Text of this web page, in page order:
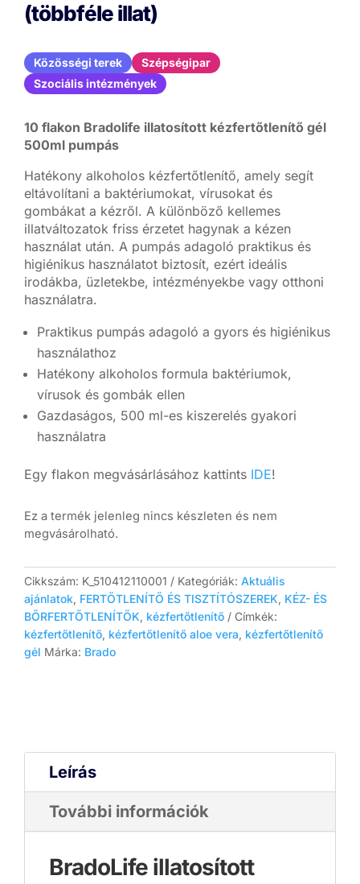
(többféle illat)
Közösségi terek
Szépségipar
Szociális intézmények
10 flakon Bradolife illatosított kézfertőtlenítő gél
500ml pumpás
Hatékony alkoholos kézfertőtlenítő, amely segít
eltávolítani a baktériumokat, vírusokat és
gombákat a kézről. A különböző kellemes
illatváltozatok friss érzetet hagynak a kézen
használat után. A pumpás adagoló praktikus és
higiénikus használatot biztosít, ezért ideális
irodákba, üzletekbe, intézményekbe vagy otthoni
használatra.
Praktikus pumpás adagoló a gyors és higiénikus
használathoz
Hatékony alkoholos formula baktériumok,
vírusok és gombák ellen
Gazdaságos, 500 ml-es kiszerelés gyakori
használatra
Egy flakon megvásárlásához kattints IDE!
Ez a termék jelenleg nincs készleten és nem
megvásárolható.
Cikkszám: K_510412110001 Kategóriák: Aktuális
ajánlatok, FERTŐTLENÍTŐ ÉS TISZTÍTÓSZEREK, KÉZ- ÉS
BŐRFERTŐTLENÍTŐK, kézfertőtlenítő
Címkék:
kézfertőtlenítő, kézfertőtlenítő aloe vera, kézfertőtlenítő
gél Márka: Brado
Leírás
További információk
BradoLife illatosított